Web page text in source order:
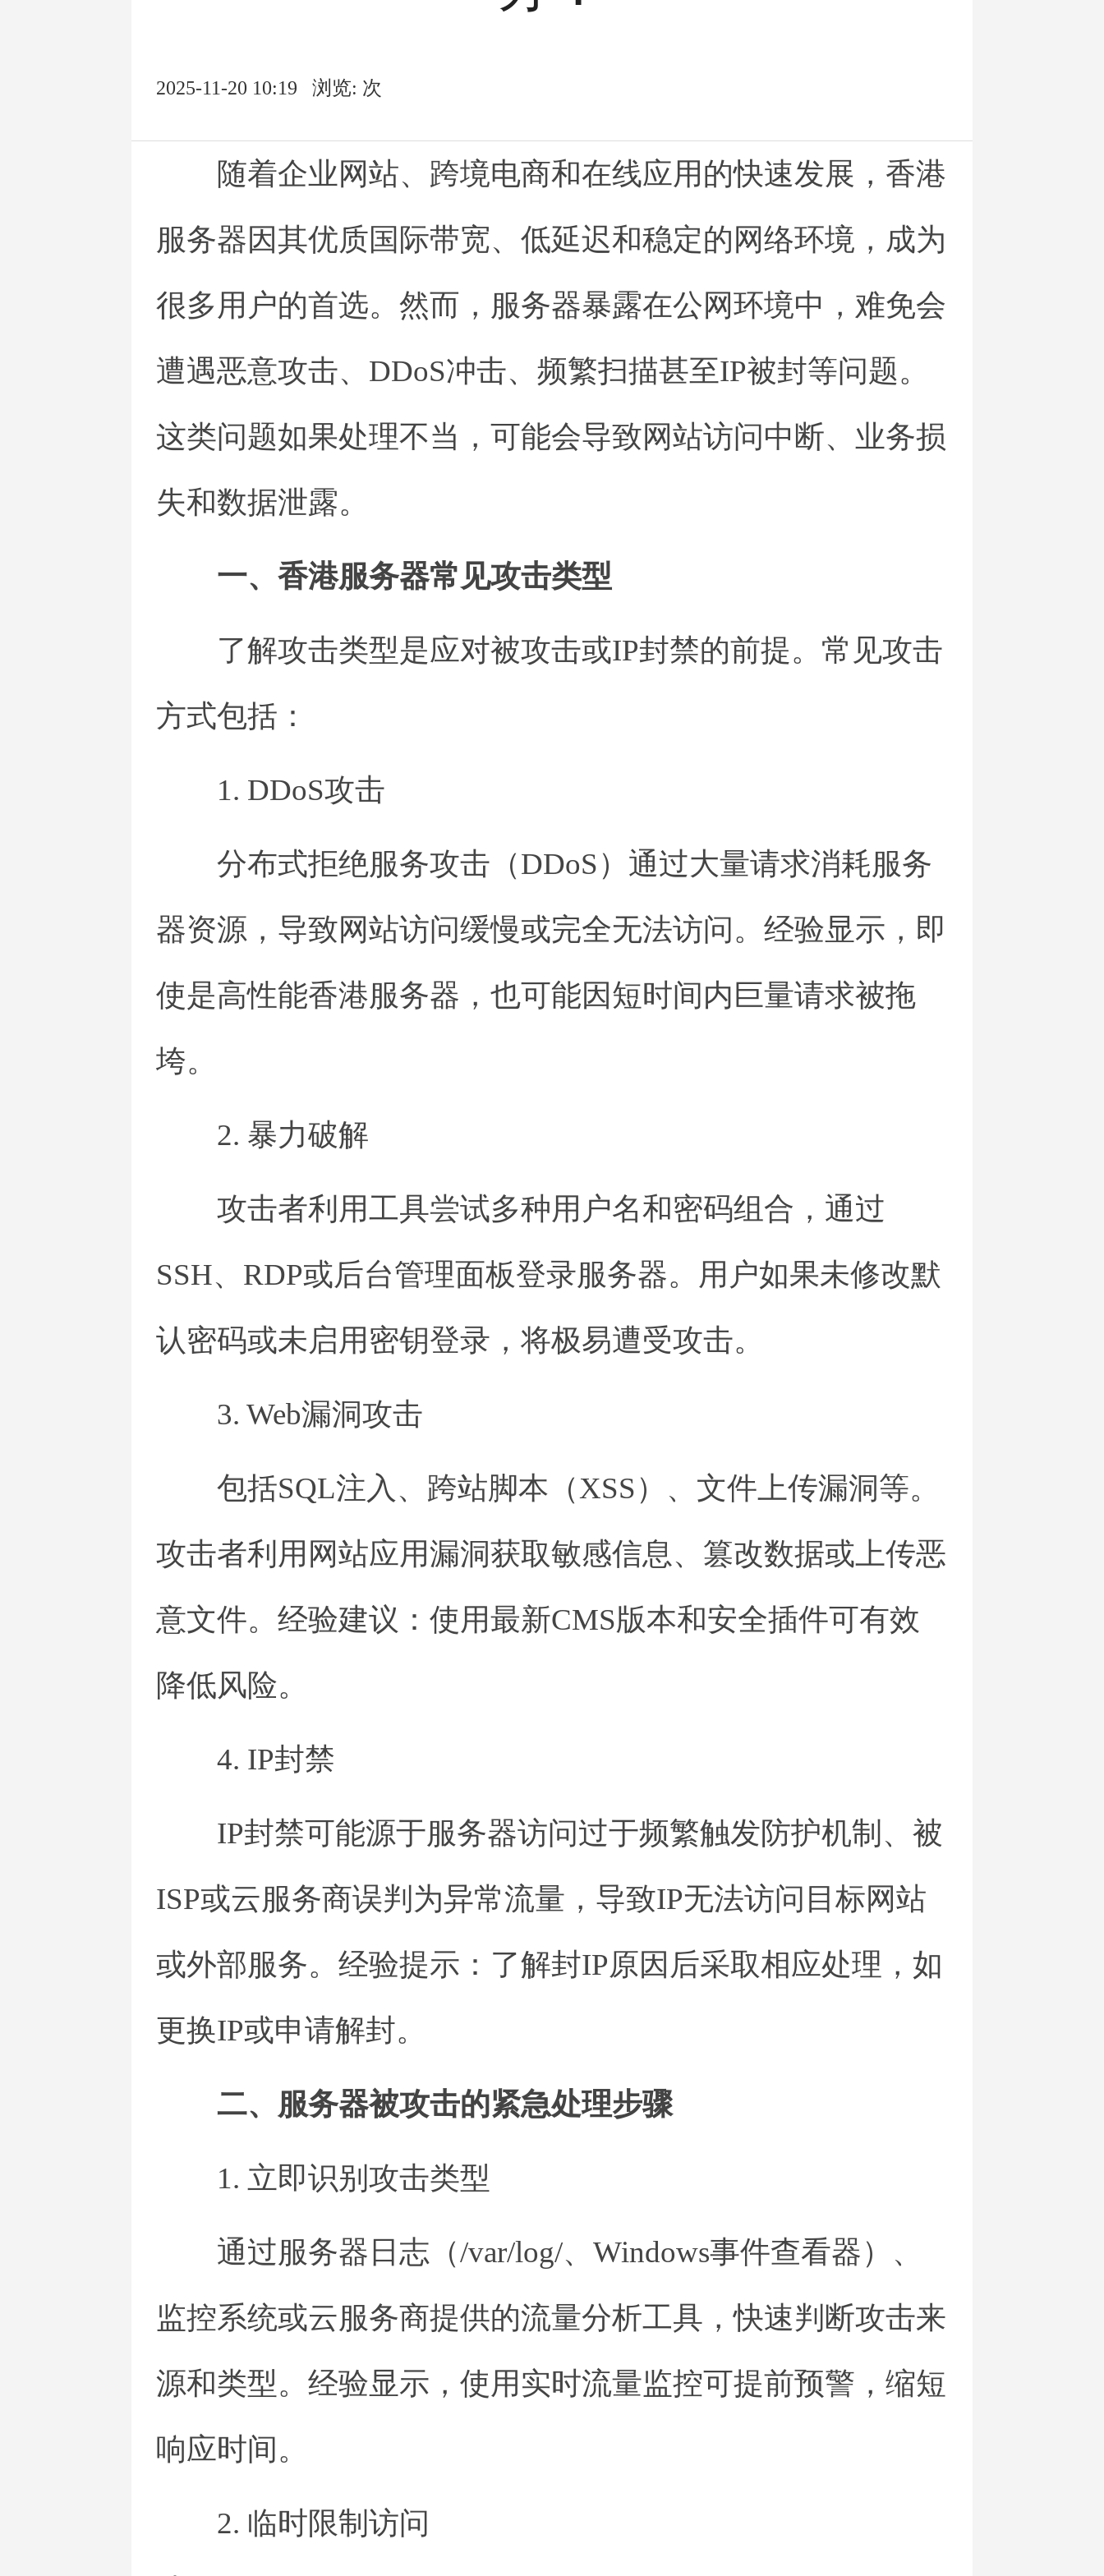
2025-11-20 10:19 浏览: 次
随着企业网站、跨境电商和在线应用的快速发展，香港
服务器因其优质国际带宽、低延迟和稳定的网络环境，成为
很多用户的首选。然而，服务器暴露在公网环境中，难免会
遭遇恶意攻击、DDoS冲击、频繁扫描甚至IP被封等问题。
这类问题如果处理不当，可能会导致网站访问中断、业务损
失和数据泄露。
一、香港服务器常见攻击类型
了解攻击类型是应对被攻击或IP封禁的前提。常见攻击
方式包括：
1. DDoS攻击
分布式拒绝服务攻击（DDoS）通过大量请求消耗服务
器资源，导致网站访问缓慢或完全无法访问。经验显示，即
使是高性能香港服务器，也可能因短时间内巨量请求被拖
垮。
2. 暴力破解
攻击者利用工具尝试多种用户名和密码组合，通过
SSH、RDP或后台管理面板登录服务器。用户如果未修改默
认密码或未启用密钥登录，将极易遭受攻击。
3. Web漏洞攻击
包括SQL注入、跨站脚本（XSS）、文件上传漏洞等。
攻击者利用网站应用漏洞获取敏感信息、篡改数据或上传恶
意文件。经验建议：使用最新CMS版本和安全插件可有效
降低风险。
4. IP封禁
IP封禁可能源于服务器访问过于频繁触发防护机制、被
ISP或云服务商误判为异常流量，导致IP无法访问目标网站
或外部服务。经验提示：了解封IP原因后采取相应处理，如
更换IP或申请解封。
二、服务器被攻击的紧急处理步骤
1. 立即识别攻击类型
通过服务器日志（/var/log/、Windows事件查看器）、
监控系统或云服务商提供的流量分析工具，快速判断攻击来
源和类型。经验显示，使用实时流量监控可提前预警，缩短
响应时间。
2. 临时限制访问